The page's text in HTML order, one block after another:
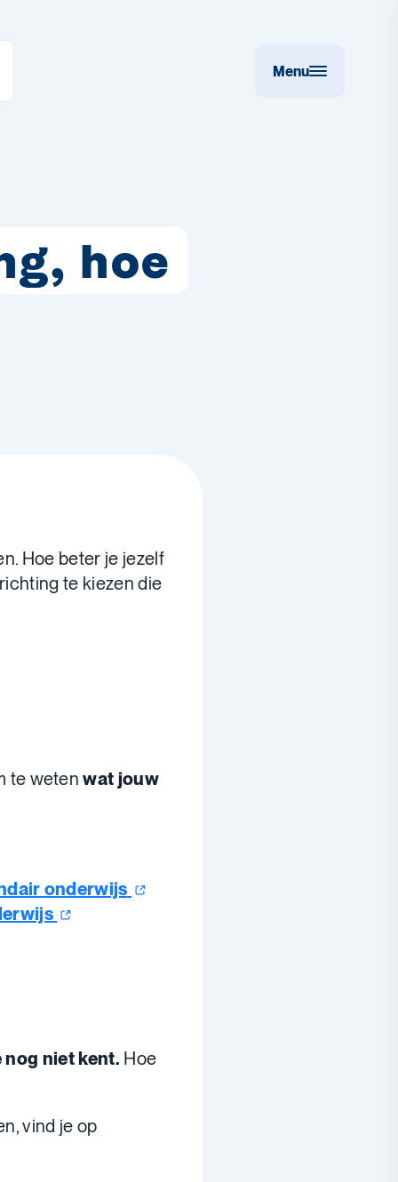
Menu
hoe
Hoe beter je jezelf
te kiezen die
te wetenwat jouw
onderwijs
nog niet kent. Hoe
vind je op